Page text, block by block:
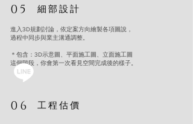
進入3D規劃討論，依定案方向繪製各項圖說，
過程中同步與業主溝通調整。
＊包含：3D示意圖、平面施工圖、立面施工圖
這個階段，你會第一次看見空間完成後的樣子。
05 細部設計
06 工程估價